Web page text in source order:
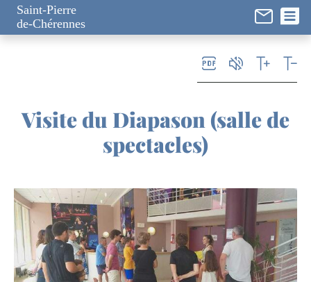
Saint-Pierre
de-Chérennes
Visite du Diapason (salle de
spectacles)
Panneau de gestion des cookies